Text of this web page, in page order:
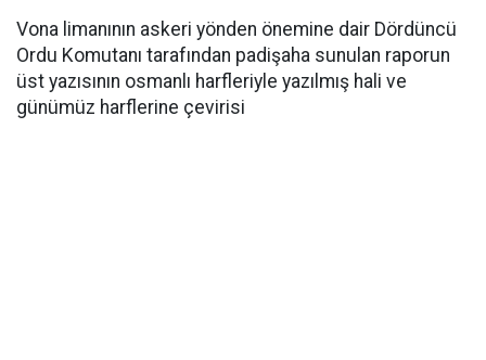
Vona limanının askeri yönden önemine dair Dördüncü
Ordu Komutanı tarafından padişaha sunulan raporun
üst yazısının osmanlı harfleriyle yazılmış hali ve
günümüz harflerine çevirisi